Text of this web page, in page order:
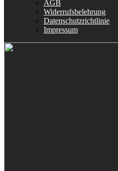
AGB
Widerrufsbelehrung
Datenschutzrichtlinie
Impressum